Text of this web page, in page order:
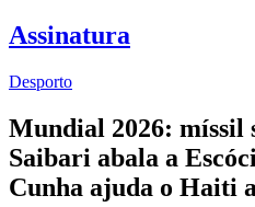
Assinatura
Desporto
Mundial 2026: míssil
Saibari abala a
Cunha ajuda o Haiti